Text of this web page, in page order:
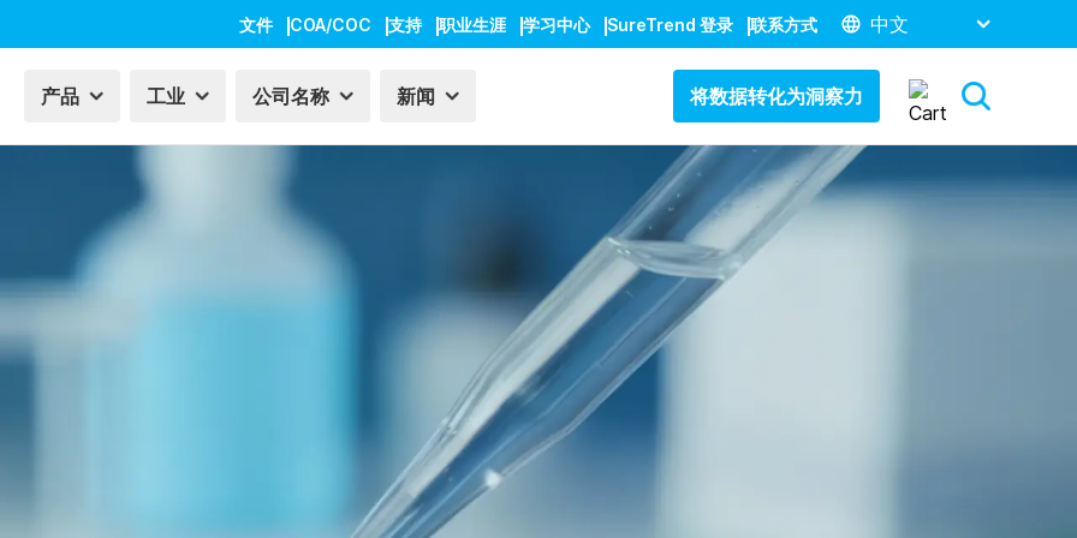
文件 COA/COC 支持 职业生涯 学习中心 SureTrend 登录 联系方式 中文
产品 工业 公司名称 新闻 将数据转化为洞察力